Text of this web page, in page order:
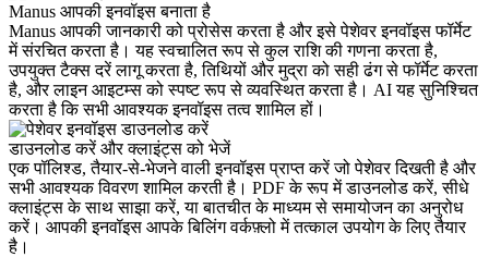
Manus आपकी इनवॉइस बनाता है
Manus आपकी जानकारी को प्रोसेस करता है और इसे पेशेवर इनवॉइस फॉर्मेट
में संरचित करता है। यह स्वचालित रूप से कुल राशि की गणना करता है,
उपयुक्त टैक्स दरें लागू करता है, तिथियों और मुद्रा को सही ढंग से फॉर्मेट करता
है, और लाइन आइटम्स को स्पष्ट रूप से व्यवस्थित करता है। AI यह सुनिश्चित
करता है कि सभी आवश्यक इनवॉइस तत्व शामिल हों।
डाउनलोड करें और क्लाइंट्स को भेजें
एक पॉलिश्ड, तैयार-से-भेजने वाली इनवॉइस प्राप्त करें जो पेशेवर दिखती है और
सभी आवश्यक विवरण शामिल करती है। PDF के रूप में डाउनलोड करें, सीधे
क्लाइंट्स के साथ साझा करें, या बातचीत के माध्यम से समायोजन का अनुरोध
करें। आपकी इनवॉइस आपके बिलिंग वर्कफ़्लो में तत्काल उपयोग के लिए तैयार
है।